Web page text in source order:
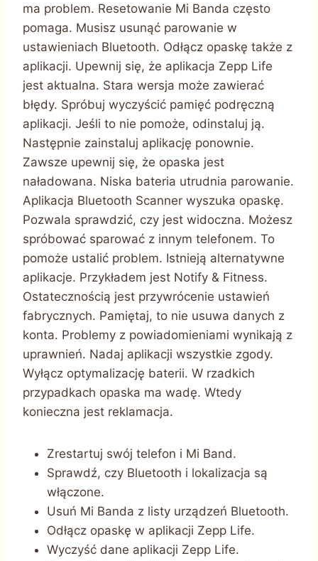
ma problem. Resetowanie Mi Banda często
pomaga. Musisz usunąć parowanie w
ustawieniach Bluetooth. Odłącz opaskę także z
aplikacji. Upewnij się, że aplikacja Zepp Life
jest aktualna. Stara wersja może zawierać
błędy. Spróbuj wyczyścić pamięć podręczną
aplikacji. Jeśli to nie pomoże, odinstaluj ją.
Następnie zainstaluj aplikację ponownie.
Zawsze upewnij się, że opaska jest
naładowana. Niska bateria utrudnia parowanie.
Aplikacja Bluetooth Scanner wyszuka opaskę.
Pozwala sprawdzić, czy jest widoczna. Możesz
spróbować sparować z innym telefonem. To
pomoże ustalić problem. Istnieją alternatywne
aplikacje. Przykładem jest Notify & Fitness.
Ostatecznością jest przywrócenie ustawień
fabrycznych. Pamiętaj, to nie usuwa danych z
konta. Problemy z powiadomieniami wynikają z
uprawnień. Nadaj aplikacji wszystkie zgody.
Wyłącz optymalizację baterii. W rzadkich
przypadkach opaska ma wadę. Wtedy
konieczna jest reklamacja.
Zrestartuj swój telefon i Mi Band.
Sprawdź, czy Bluetooth i lokalizacja są
włączone.
Usuń Mi Banda z listy urządzeń Bluetooth.
Odłącz opaskę w aplikacji Zepp Life.
Wyczyść dane aplikacji Zepp Life.